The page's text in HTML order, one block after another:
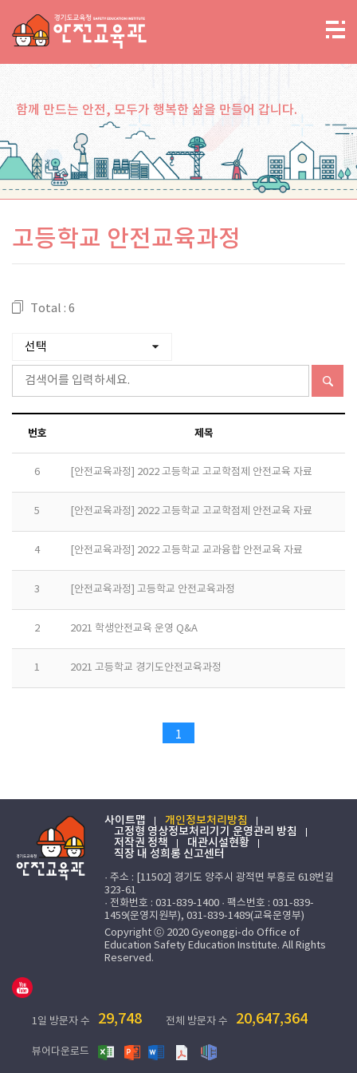
함께 만드는 안전, 모두가 행복한 삶을 만들어 갑니다.
고등학교 안전교육과정
Total : 6
번호 제목
6 [안전교육과정] 2022 고등학교 고교학점제 안전교육 자료
5 [안전교육과정] 2022 고등학교 고교학점제 안전교육 자료
4 [안전교육과정] 2022 고등학교 교과융합 안전교육 자료
3 [안전교육과정] 고등학교 안전교육과정
2 2021 학생안전교육 운영 Q&A
1 2021 고등학교 경기도안전교육과정
1
사이트맵
개인정보처리방침
고정형 영상정보처리기기 운영관리 방침
저작권 정책
대관시설현황
직장 내 성희롱 신고센터
· 주소 : [11502] 경기도 양주시 광적면 부흥로 618번길
323-61
· 전화번호 : 031-839-1400 · 팩스번호 : 031-839-
1459(운영지원부), 031-839-1489(교육운영부)
Copyright ⓒ 2020 Gyeonggi-do Office of
Education Safety Education Institute. All Rights
Reserved.
1일 방문자 수 29,748 전체 방문자 수 20,647,364
뷰어다운로드